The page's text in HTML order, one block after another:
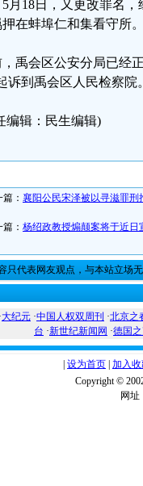
5月18日，又更改罪名
在蚌埠仁和集看守所
，禹会区公安分局已经
诉到禹会区人民检察院
编辑：民生编辑)
： 襄阳公民宋泽被以寻滋罪刑
： 杨绍政教授煽颠案将于近日
只代表网友观点，与本站立场
·大纪元 ·中国人权双周刊 ·北京之
台 ·新世纪新闻网 ·德国
设为首页 加入
Copyright ©
网址